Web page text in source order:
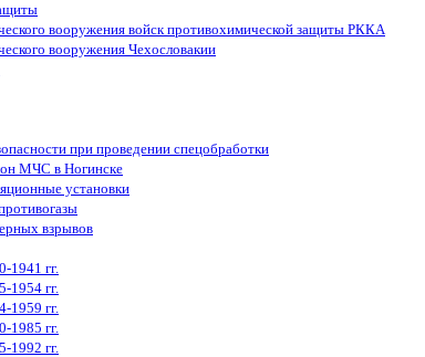
вооружения войск противохимической защиты РККА
вооружения Чехословакии
при проведении спецобработки
МЧС в Ногинске
установки
взрывов
1941 гг.
1954 гг.
1959 гг.
1985 гг.
1992 гг.